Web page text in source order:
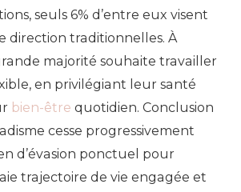
seuls 6% d’entre eux visent
direction traditionnelles. À
majorité souhaite travailler
en privilégiant leur santé
bien-être quotidien. Conclusion
cesse progressivement
d’évasion ponctuel pour
trajectoire de vie engagée et